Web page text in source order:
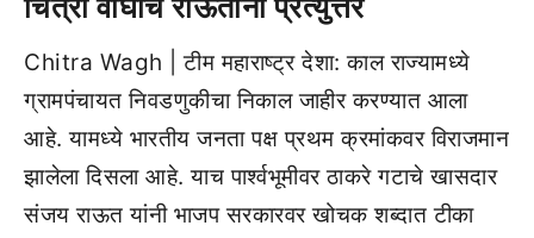
चित्रा वाघांचं राऊतांना प्रत्युत्तर
Chitra Wagh | टीम महाराष्ट्र देशा: काल राज्यामध्ये
ग्रामपंचायत निवडणुकीचा निकाल जाहीर करण्यात आला
आहे. यामध्ये भारतीय जनता पक्ष प्रथम क्रमांकवर विराजमान
झालेला दिसला आहे. याच पार्श्वभूमीवर ठाकरे गटाचे खासदार
संजय राऊत यांनी भाजप सरकारवर खोचक शब्दात टीका